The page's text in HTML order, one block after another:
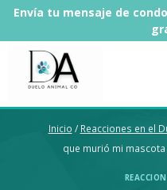
Saltar
contenido
Envía tu mensaje de
Inicio / Reacciones en el
que murió mi